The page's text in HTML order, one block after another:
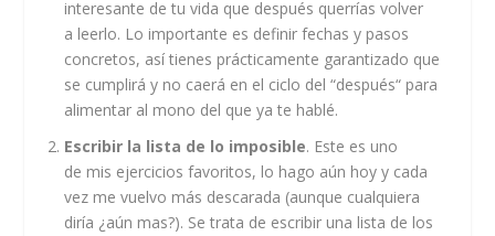
interesante de tu vida que después querrías volver
a leerlo. Lo importante es definir fechas y pasos
concretos, así tienes prácticamente garantizado que
se cumplirá y no caerá en el ciclo del “después“ para
alimentar al mono del que ya te hablé.
Escribir la lista de lo imposible. Este es uno
de mis ejercicios favoritos, lo hago aún hoy y cada
vez me vuelvo más descarada (aunque cualquiera
diría ¿aún mas?). Se trata de escribir una lista de los